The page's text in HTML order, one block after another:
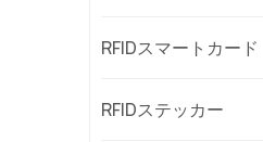
RFIDスマートカード
RFIDステッカー